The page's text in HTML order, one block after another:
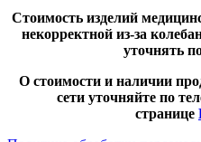
Стоимость изделий
некорректной из-за
уточнять
О стоимости и наличии
сети уточняйте по
странице